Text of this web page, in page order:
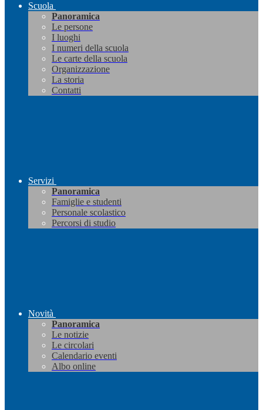
Scuola
Panoramica
Le persone
I luoghi
I numeri della scuola
Le carte della scuola
Organizzazione
La storia
Contatti
Servizi
Panoramica
Famiglie e studenti
Personale scolastico
Percorsi di studio
Novità
Panoramica
Le notizie
Le circolari
Calendario eventi
Albo online